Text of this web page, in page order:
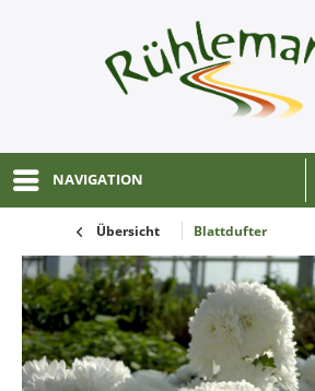
NAVIGATION
Übersicht Blattdufter